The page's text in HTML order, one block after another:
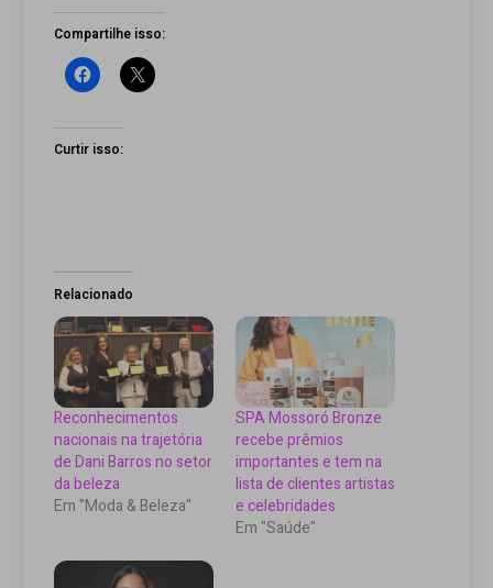
Compartilhe isso:
Curtir isso:
Relacionado
Reconhecimentos
nacionais na trajetória
de Dani Barros no setor
da beleza
Em "Moda & Beleza"
SPA Mossoró Bronze
recebe prêmios
importantes e tem na
lista de clientes artistas
e celebridades
Em "Saúde"